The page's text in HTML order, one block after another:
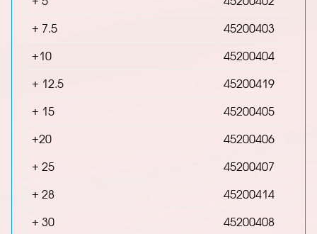
+ 7.5 45200403
+10 45200404
+ 12.5 45200419
+ 15 45200405
+20 45200406
+ 25 45200407
+ 28 45200414
+ 30 45200408